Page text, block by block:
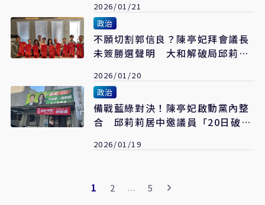
2026/01/21
政治
不願切割郭信良？陳亭妃拜會議長
未簽勝選聲明 大和解破局邱莉莉
2026/01/20
政治
備戰藍綠對決！陳亭妃啟動黨內整
合 邱莉莉居中邀議員「20日破
2026/01/19
1 2 ... 5